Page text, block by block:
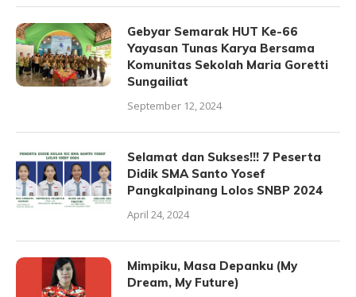
Gebyar Semarak HUT Ke-66
Yayasan Tunas Karya Bersama
Komunitas Sekolah Maria Goretti
Sungailiat
September 12, 2024
Selamat dan Sukses!!! 7 Peserta
Didik SMA Santo Yosef
Pangkalpinang Lolos SNBP 2024
April 24, 2024
Mimpiku, Masa Depanku (My
Dream, My Future)